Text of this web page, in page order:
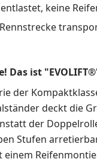
keine
Das ist
der
deckt die
der
Stufen